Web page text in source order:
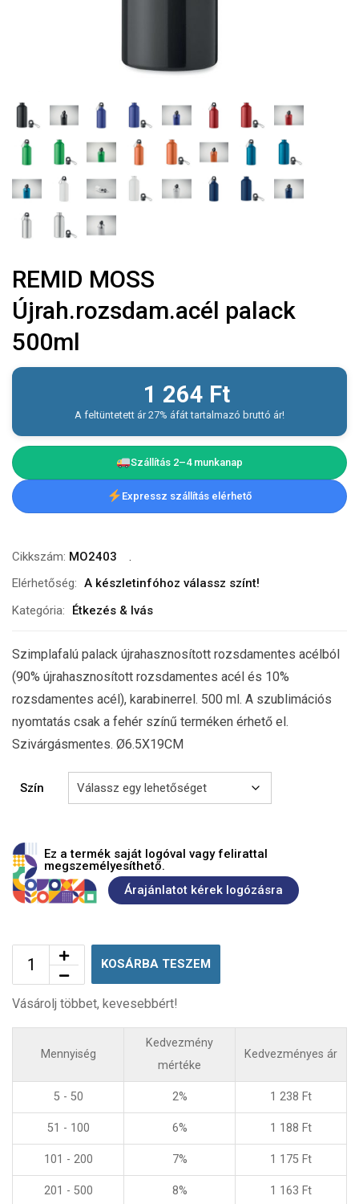
REMID MOSS
Újrah.rozsdam.acél palack
500ml
1 264 Ft
A feltüntetett ár 27% áfát tartalmazó bruttó ár!
Szállítás 2–4 munkanap
Expressz szállítás elérhető
Cikkszám: MO2403
Elérhetőség: A készletinfóhoz válassz színt!
Kategória:
Étkezés & Ivás
Szimplafalú palack újrahasznosított rozsdamentes acélból
(90% újrahasznosított rozsdamentes acél és 10%
rozsdamentes acél), karabinerrel. 500 ml. A szublimációs
nyomtatás csak a fehér színű terméken érhető el.
Szivárgásmentes. Ø6.5X19CM
Szín
Ez a termék saját logóval vagy felirattal
megszemélyesíthető.
Árajánlatot kérek logózásra
KOSÁRBA TESZEM
Vásárolj többet, kevesebbért!
Mennyiség
Kedvezmény
mértéke
Kedvezményes ár
5 - 50 2% 1 238 Ft
51 - 100 6% 1 188 Ft
101 - 200 7% 1 175 Ft
201 - 500 8% 1 163 Ft